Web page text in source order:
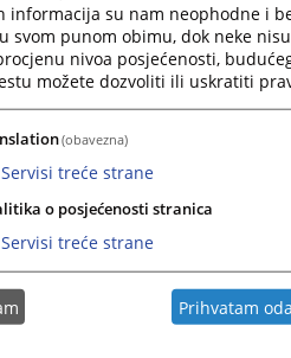
dužan da plati podnosilac
po vanrednom pravnom
Obaveza
podneske (tužbe, odgovore na
sudske odluke - kada se
nije javno objavljena - kada se
poravnanja - kada se zaključe,
za paušalnu taksu u postupku
informacija su nam neophodne i
svom punom obimu, dok neke
nivoa posjećenosti,
možete dozvoliti ili uskratiti
(obavezna)
Servisi treće strane
o posjećenosti stranica
Servisi treće strane
Prihvatam